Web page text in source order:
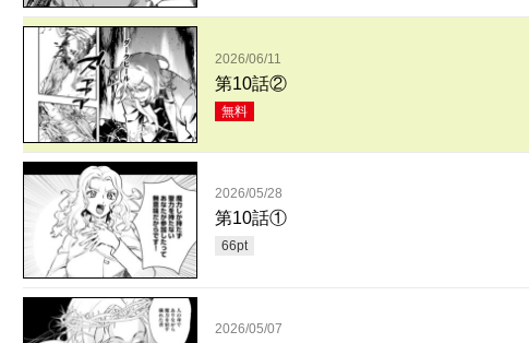
2026/06/11
第10話②
無料
2026/05/28
第10話①
66pt
2026/05/07